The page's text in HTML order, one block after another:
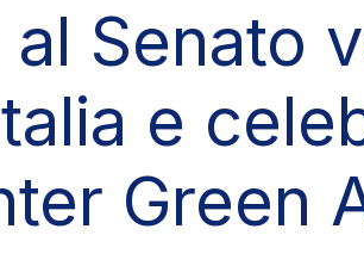
Senato
e
Green